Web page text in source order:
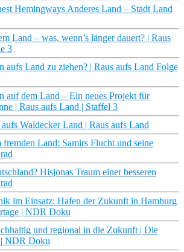
Hemingways Anderes Land – Stadt Land
Land – was, wenn’s länger dauert? | Raus
3
aufs Land zu ziehen? | Raus aufs Land Folge
auf dem Land – Ein neues Projekt für
| Raus aufs Land | Staffel 3
Waldecker Land | Raus aufs Land
Land: Samirs Flucht und seine
Hisjonas Traum einer besseren
im Einsatz: Hafen der Zukunft in Hamburg
| NDR Doku
und regional in die Zukunft | Die
NDR Doku